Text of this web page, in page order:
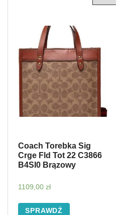
Coach Torebka Sig
Crge Fld Tot 22 C3866
B4SI0 Brązowy
1109,00 zł
SPRAWDŹ